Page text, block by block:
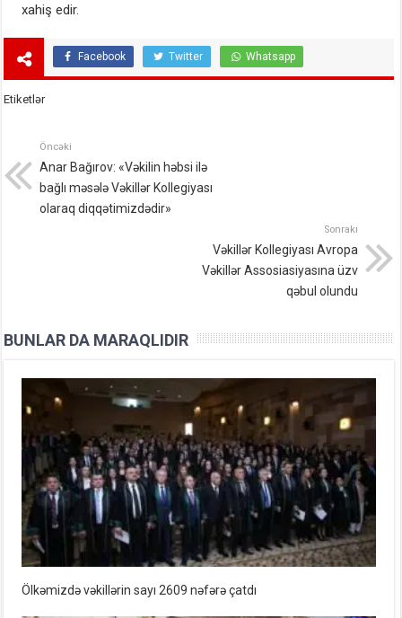
xahiş edir.
Facebook Twitter Whatsapp
Etiketlər
Öncəki
Anar Bağırov: «Vəkilin həbsi ilə
bağlı məsələ Vəkillər Kollegiyası
olaraq diqqətimizdədir»
Sonrakı
Vəkillər Kollegiyası Avropa
Vəkillər Assosiasiyasına üzv
qəbul olundu
BUNLAR DA MARAQLIDIR
Ölkəmizdə vəkillərin sayı 2609 nəfərə çatdı